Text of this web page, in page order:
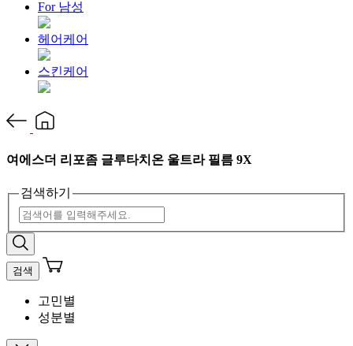
For 남성
헤어케어
스킨케어
여에스더 리포좀 글루타치온 울트라 필름 9X
검색하기
검색
고민별
성분별